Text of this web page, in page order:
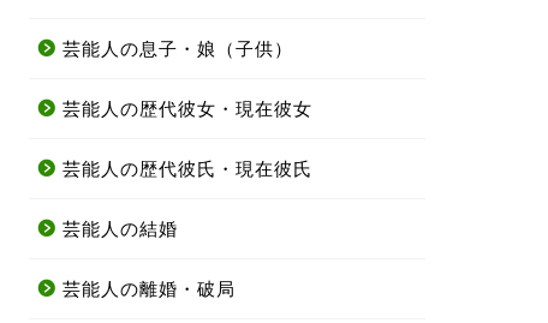
芸能人の息子・娘（子供）
芸能人の歴代彼女・現在彼女
芸能人の歴代彼氏・現在彼氏
芸能人の結婚
芸能人の離婚・破局